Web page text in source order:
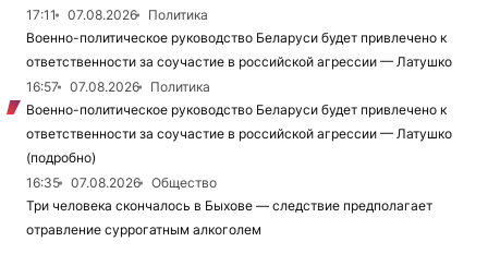
17:11
07.08.2026
Политика
Военно-политическое руководство Беларуси будет привлечено к
ответственности за соучастие в российской агрессии — Латушко
16:57
07.08.2026
Политика
Военно-политическое руководство Беларуси будет привлечено к
ответственности за соучастие в российской агрессии — Латушко
(подробно)
16:35
07.08.2026
Общество
Три человека скончалось в Быхове — следствие предполагает
отравление суррогатным алкоголем